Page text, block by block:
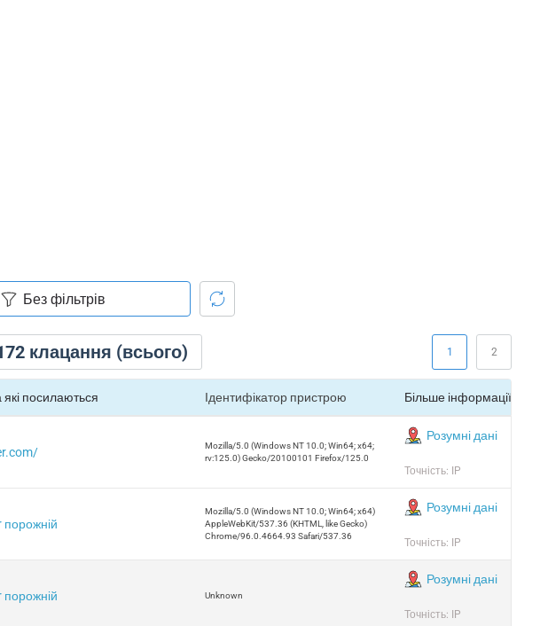
клацання (всього) 1 2
які посилаються Ідентифікатор пристрою Більше інформації
Mozilla/5.0 (Windows NT 10.0; Win64; x64;
rv:125.0) Gecko/20100101 Firefox/125.0
Розумні дані
Точність: IP
порожній
Mozilla/5.0 (Windows NT 10.0; Win64; x64)
AppleWebKit/537.36 (KHTML, like Gecko)
Chrome/96.0.4664.93 Safari/537.36
Розумні дані
Точність: IP
порожній Unknown
Розумні дані
Точність: IP